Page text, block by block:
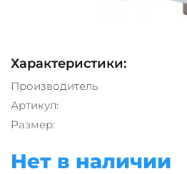
Характеристики:
Производитель
Артикул:
Размер:
Нет в наличии